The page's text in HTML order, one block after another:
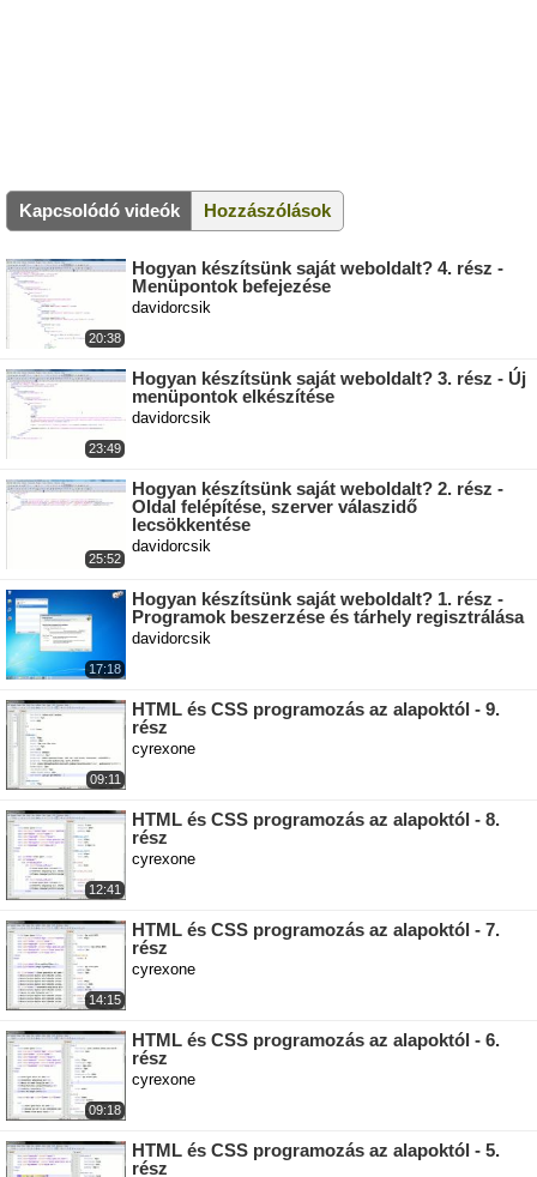
Kapcsolódó videók Hozzászólások
20:38
Hogyan készítsünk saját weboldalt? 4. rész -
Menüpontok befejezése
davidorcsik
23:49
Hogyan készítsünk saját weboldalt? 3. rész - Új
menüpontok elkészítése
davidorcsik
25:52
Hogyan készítsünk saját weboldalt? 2. rész -
Oldal felépítése, szerver válaszidő
lecsökkentése
davidorcsik
17:18
Hogyan készítsünk saját weboldalt? 1. rész -
Programok beszerzése és tárhely regisztrálása
davidorcsik
09:11
HTML és CSS programozás az alapoktól - 9.
rész
cyrexone
12:41
HTML és CSS programozás az alapoktól - 8.
rész
cyrexone
14:15
HTML és CSS programozás az alapoktól - 7.
rész
cyrexone
09:18
HTML és CSS programozás az alapoktól - 6.
rész
cyrexone
HTML és CSS programozás az alapoktól - 5.
rész